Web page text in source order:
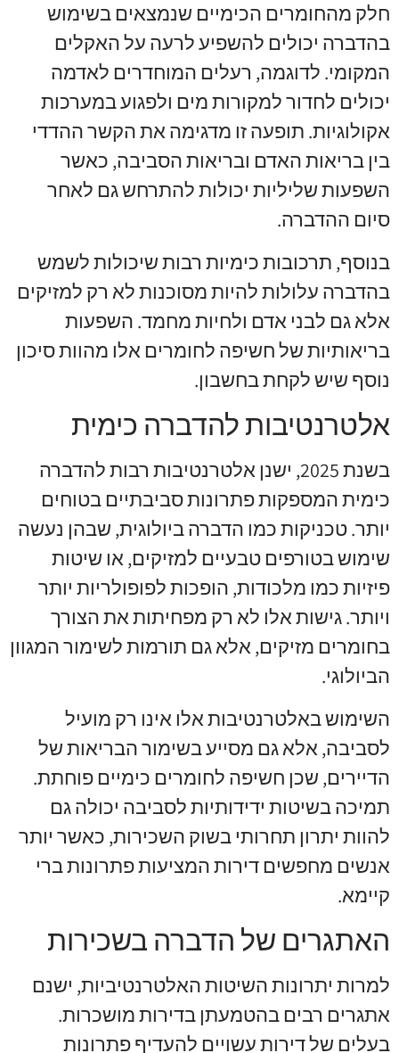
חלק מהחומרים הכימיים שנמצאים בשימוש
בהדברה יכולים להשפיע לרעה על האקלים
המקומי. לדוגמה, רעלים המוחדרים לאדמה
יכולים לחדור למקורות מים ולפגוע במערכות
אקולוגיות. תופעה זו מדגימה את הקשר ההדדי
בין בריאות האדם ובריאות הסביבה, כאשר
השפעות שליליות יכולות להתרחש גם לאחר
סיום ההדברה.
בנוסף, תרכובות כימיות רבות שיכולות לשמש
בהדברה עלולות להיות מסוכנות לא רק למזיקים
אלא גם לבני אדם ולחיות מחמד. השפעות
בריאותיות של חשיפה לחומרים אלו מהוות סיכון
נוסף שיש לקחת בחשבון.
אלטרנטיבות להדברה כימית
בשנת 2025, ישנן אלטרנטיבות רבות להדברה
כימית המספקות פתרונות סביבתיים בטוחים
יותר. טכניקות כמו הדברה ביולוגית, שבהן נעשה
שימוש בטורפים טבעיים למזיקים, או שיטות
פיזיות כמו מלכודות, הופכות לפופולריות יותר
ויותר. גישות אלו לא רק מפחיתות את הצורך
בחומרים מזיקים, אלא גם תורמות לשימור המגוון
הביולוגי.
השימוש באלטרנטיבות אלו אינו רק מועיל
לסביבה, אלא גם מסייע בשימור הבריאות של
הדיירים, שכן חשיפה לחומרים כימיים פוחתת.
תמיכה בשיטות ידידותיות לסביבה יכולה גם
להוות יתרון תחרותי בשוק השכירות, כאשר יותר
אנשים מחפשים דירות המציעות פתרונות ברי
קיימא.
האתגרים של הדברה בשכירות
למרות יתרונות השיטות האלטרנטיביות, ישנם
אתגרים רבים בהטמעתן בדירות מושכרות.
בעלים של דירות עשויים להעדיף פתרונות